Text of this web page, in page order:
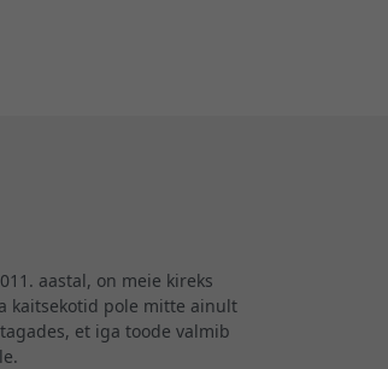
aastal, on meie kireks
kaitsekotid pole mitte ainult
et iga toode valmib